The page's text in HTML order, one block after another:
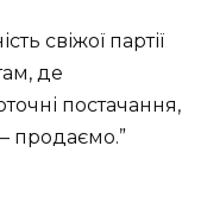
свіжої партії
де
постачання,
продаємо.”